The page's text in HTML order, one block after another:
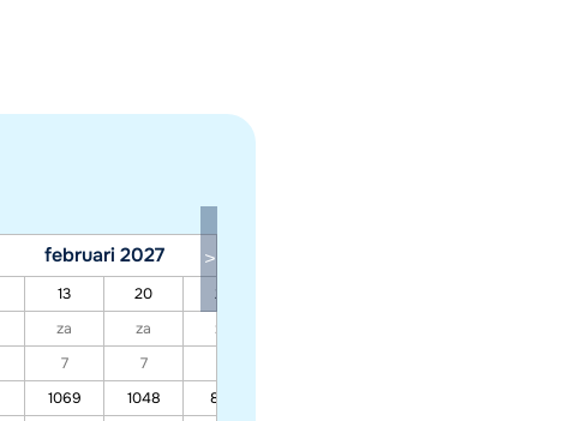
februari 2027
13 20 27
za za za
7 7
1069 1048 879